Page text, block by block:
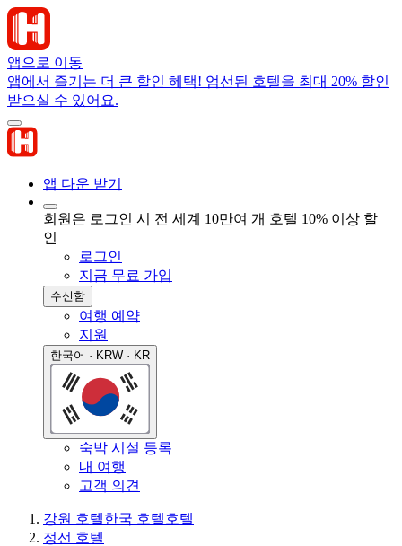
앱으로 이동
앱에서 즐기는 더 큰 할인 혜택! 엄선된 호텔을 최대 20% 할인
받으실 수 있어요.
앱 다운 받기
회원은 로그인 시 전 세계 10만여 개 호텔 10% 이상 할
인
로그인
지금 무료 가입
수신함
여행 예약
지원
한국어 · KRW · KR
숙박 시설 등록
내 여행
고객 의견
강원 호텔한국 호텔호텔
정선 호텔